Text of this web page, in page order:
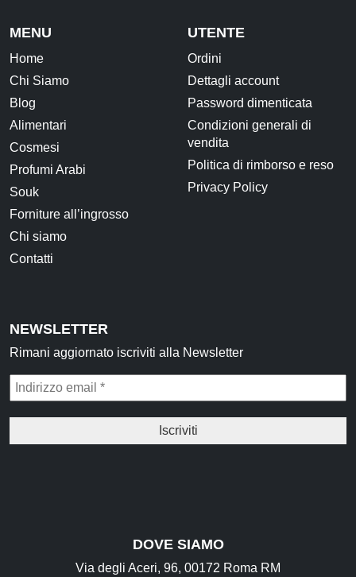
MENU
Home
Chi Siamo
Blog
Alimentari
Cosmesi
Profumi Arabi
Souk
Forniture all’ingrosso
Chi siamo
Contatti
UTENTE
Ordini
Dettagli account
Password dimenticata
Condizioni generali di
vendita
Politica di rimborso e reso
Privacy Policy
NEWSLETTER
Rimani aggiornato iscriviti alla Newsletter
DOVE SIAMO
Via degli Aceri, 96, 00172 Roma RM